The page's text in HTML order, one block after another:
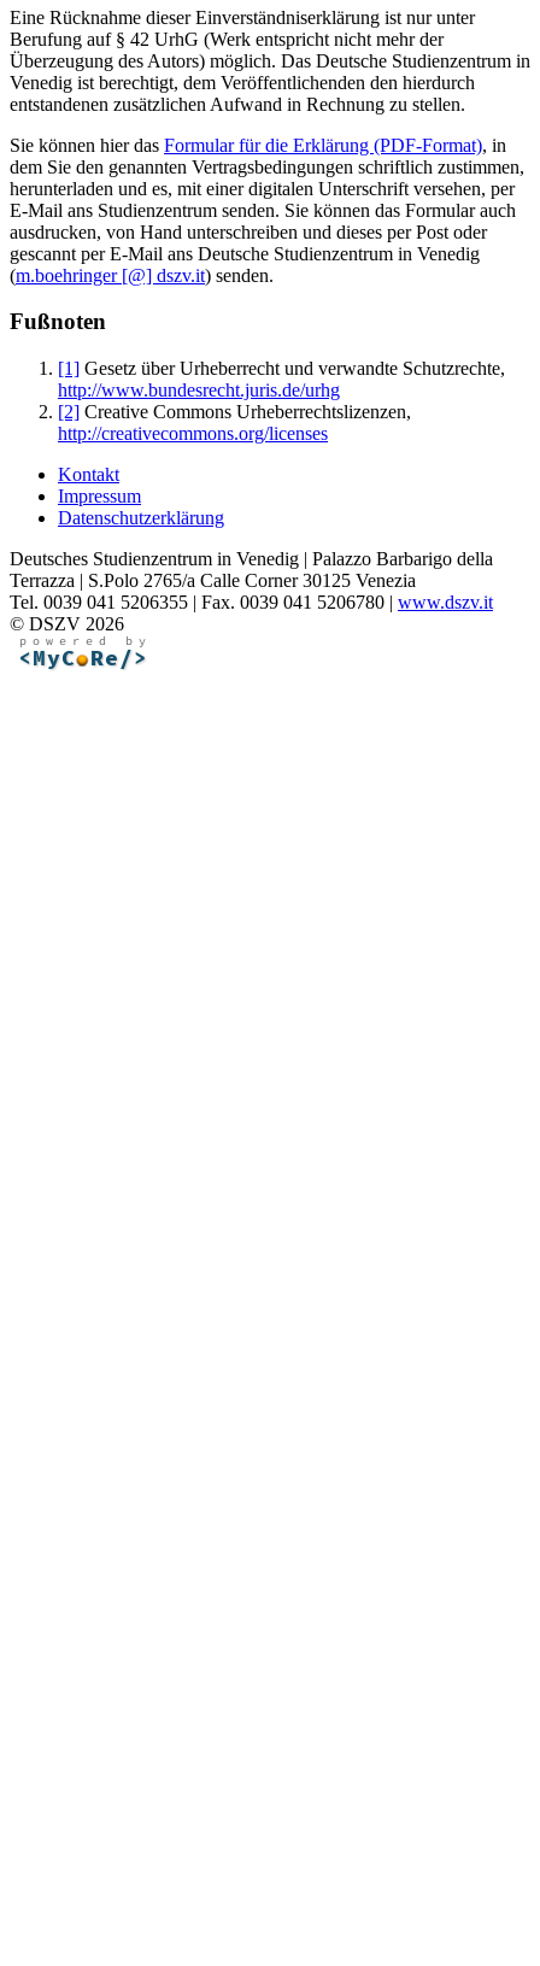
Eine Rücknahme dieser Einverständniserklärung ist nur unter
Berufung auf § 42 UrhG (Werk entspricht nicht mehr der
Überzeugung des Autors) möglich. Das Deutsche Studienzentrum in
Venedig ist berechtigt, dem Veröffentlichenden den hierdurch
entstandenen zusätzlichen Aufwand in Rechnung zu stellen.
Sie können hier das Formular für die Erklärung (PDF-Format), in
dem Sie den genannten Vertragsbedingungen schriftlich zustimmen,
herunterladen und es, mit einer digitalen Unterschrift versehen, per
E-Mail ans Studienzentrum senden. Sie können das Formular auch
ausdrucken, von Hand unterschreiben und dieses per Post oder
gescannt per E-Mail ans Deutsche Studienzentrum in Venedig
(m.boehringer [@] dszv.it) senden.
Fußnoten
[1] Gesetz über Urheberrecht und verwandte Schutzrechte,
http://www.bundesrecht.juris.de/urhg
[2] Creative Commons Urheberrechtslizenzen,
http://creativecommons.org/licenses
Kontakt
Impressum
Datenschutzerklärung
Deutsches Studienzentrum in Venedig | Palazzo Barbarigo della
Terrazza | S.Polo 2765/a Calle Corner 30125 Venezia
Tel. 0039 041 5206355 | Fax. 0039 041 5206780 | www.dszv.it
© DSZV 2026